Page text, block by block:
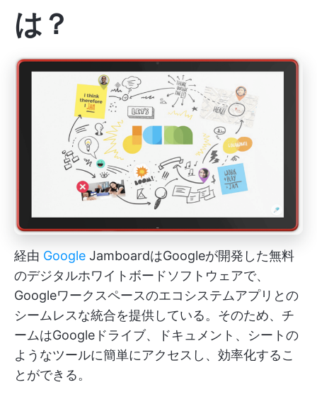
は？
経由 Google JamboardはGoogleが開発した無料
のデジタルホワイトボードソフトウェアで、
Googleワークスペースのエコシステムアプリとの
シームレスな統合を提供している。そのため、チ
ームはGoogleドライブ、ドキュメント、シートの
ようなツールに簡単にアクセスし、効率化するこ
とができる。